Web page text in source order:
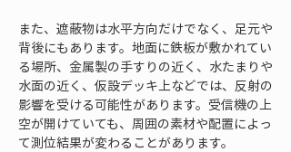
また、遮蔽物は水平方向だけでなく、足元や
背後にもあります。地面に鉄板が敷かれてい
る場所、金属製の手すりの近く、水たまりや
水面の近く、仮設デッキ上などでは、反射の
影響を受ける可能性があります。受信機の上
空が開けていても、周囲の素材や配置によっ
て測位結果が変わることがあります。